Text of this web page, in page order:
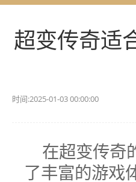
超变传奇适
时间:2025-01-03 00:00:00
在超变传奇
了丰富的游戏